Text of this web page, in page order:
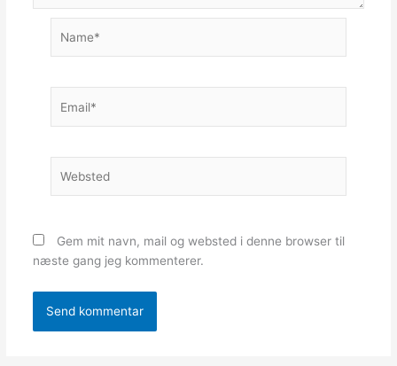
Gem mit navn, mail og websted i denne browser til
næste gang jeg kommenterer.